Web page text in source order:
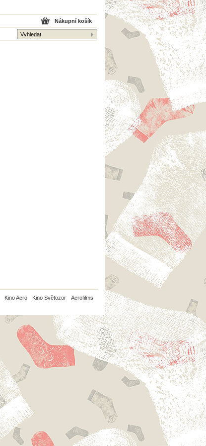
Nákupní košík
Kino Aero Kino Světozor Aerofilms